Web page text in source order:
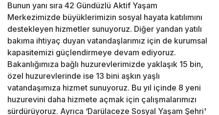
Bunun yanı sıra 42 Gündüzlü Aktif Yaşam
Merkezimizde büyüklerimizin sosyal hayata katılımını
destekleyen hizmetler sunuyoruz. Diğer yandan yatılı
bakıma ihtiyaç duyan vatandaşlarımız için de kurumsal
kapasitemizi güçlendirmeye devam ediyoruz.
Bakanlığımıza bağlı huzurevlerimizde yaklaşık 15 bin,
özel huzurevlerinde ise 13 bini aşkın yaşlı
vatandaşımıza hizmet sunuyoruz. Bu yıl içinde 8 yeni
huzurevini daha hizmete açmak için çalışmalarımızı
sürdürüyoruz. Ayrıca ‘Darülaceze Sosyal Yaşam Şehri'